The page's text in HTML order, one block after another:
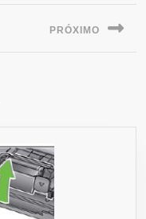
PRÓXIMO